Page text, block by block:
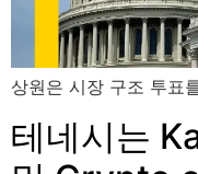
상원은 시장 구조 투표
테네시는